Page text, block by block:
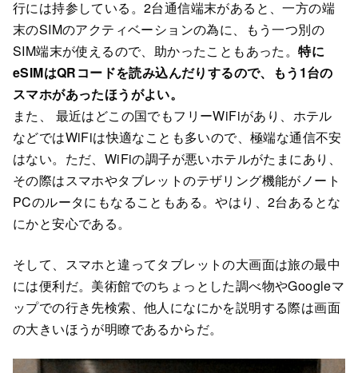
行には持参している。2台通信端末があると、一方の端
末のSIMのアクティベーションの為に、もう一つ別の
SIM端末が使えるので、助かったこともあった。特に
eSIMはQRコードを読み込んだりするので、もう1台の
スマホがあったほうがよい。
また、 最近はどこの国でもフリーWiFiがあり、ホテル
などではWiFiは快適なことも多いので、極端な通信不安
はない。ただ、WiFiの調子が悪いホテルがたまにあり、
その際はスマホやタブレットのテザリング機能がノート
PCのルータにもなることもある。やはり、2台あるとな
にかと安心である。
そして、スマホと違ってタブレットの大画面は旅の最中
には便利だ。美術館でのちょっとした調べ物やGoogleマ
ップでの行き先検索、他人になにかを説明する際は画面
の大きいほうが明瞭であるからだ。